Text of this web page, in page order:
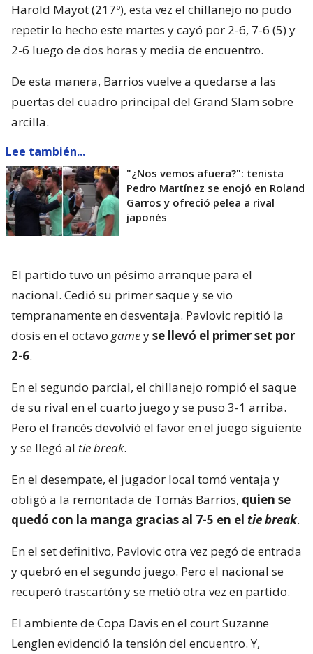
Harold Mayot (217º), esta vez el chillanejo no pudo
repetir lo hecho este martes y cayó por 2-6, 7-6 (5) y
2-6 luego de dos horas y media de encuentro.
De esta manera, Barrios vuelve a quedarse a las
puertas del cuadro principal del Grand Slam sobre
arcilla.
Lee también...
"¿Nos vemos afuera?": tenista
Pedro Martínez se enojó en Roland
Garros y ofreció pelea a rival
japonés
El partido tuvo un pésimo arranque para el
nacional. Cedió su primer saque y se vio
tempranamente en desventaja. Pavlovic repitió la
dosis en el octavo gameyse llevó el primer set por
2-6.
En el segundo parcial, el chillanejo rompió el saque
de su rival en el cuarto juego y se puso 3-1 arriba.
Pero el francés devolvió el favor en el juego siguiente
y se llegó al tie break.
En el desempate, el jugador local tomó ventaja y
obligó a la remontada de Tomás Barrios, quien se
quedó con la manga gracias al 7-5 en el tie break.
En el set definitivo, Pavlovic otra vez pegó de entrada
y quebró en el segundo juego. Pero el nacional se
recuperó trascartón y se metió otra vez en partido.
El ambiente de Copa Davis en el court Suzanne
Lenglen evidenció la tensión del encuentro. Y,